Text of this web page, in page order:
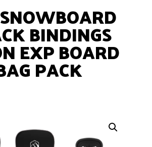
BINDINGS
EXP BOARD
PACK